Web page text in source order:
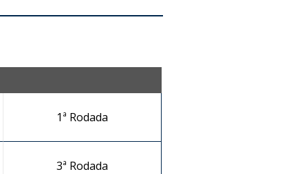
1ª Rodada
3ª Rodada